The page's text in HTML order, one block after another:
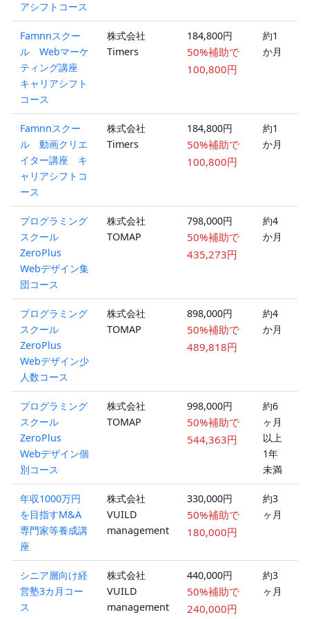
アシフトコース
Famnnスクー
ル Webマーケ
ティング講座
キャリアシフト
コース
株式会社
Timers
184,800円
50%補助で
100,800円
約1
か月
Famnnスクー
ル 動画クリエ
イター講座 キ
ャリアシフトコ
ース
株式会社
Timers
184,800円
50%補助で
100,800円
約1
か月
プログラミング
スクール
ZeroPlus
Webデザイン集
団コース
株式会社
TOMAP
798,000円
50%補助で
435,273円
約4
か月
プログラミング
スクール
ZeroPlus
Webデザイン少
人数コース
株式会社
TOMAP
898,000円
50%補助で
489,818円
約4
か月
プログラミング
スクール
ZeroPlus
Webデザイン個
別コース
株式会社
TOMAP
998,000円
50%補助で
544,363円
約6
ヶ月
以上
1年
未満
年収1000万円
を目指すM&A
専門家等養成講
座
株式会社
VUILD
management
330,000円
50%補助で
180,000円
約3
ヶ月
シニア層向け経
営塾3カ月コー
ス
株式会社
VUILD
management
440,000円
50%補助で
240,000円
約3
ヶ月